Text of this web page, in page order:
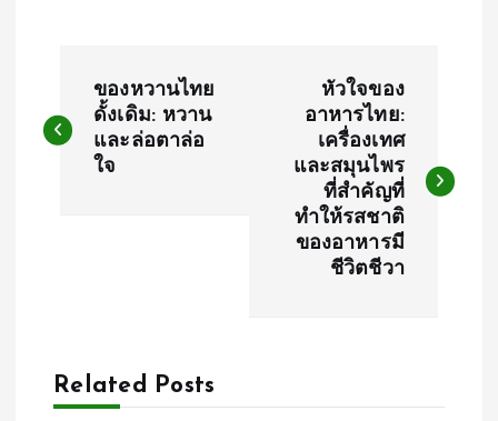
o
v
ของหวานไทย
ดั้งเดิม: หวาน
และล่อตาล่อ
ใจ
หัวใจของ
อาหารไทย:
เครื่องเทศ
และสมุนไพร
ที่สำคัญที่
ทำให้รสชาติ
ของอาหารมี
ชีวิตชีวา
Related Posts